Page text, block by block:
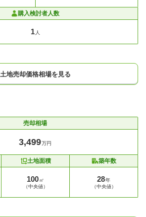
購入検討者人数
1 人
土地売却価格相場を見る
売却相場
3,499万円
土地面積
100㎡
（中央値）
築年数
28年
（中央値）